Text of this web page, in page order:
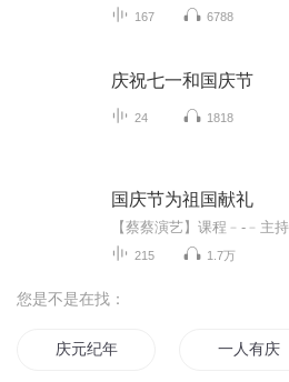
167 6788
庆祝七一和国庆节
24 1818
国庆节为祖国献礼
215 1.7万
您是不是在找：
庆元纪年 一人有庆